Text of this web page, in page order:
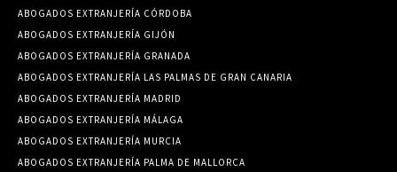
ABOGADOS EXTRANJERÍA CÓRDOBA
ABOGADOS EXTRANJERÍA GIJÓN
ABOGADOS EXTRANJERÍA GRANADA
ABOGADOS EXTRANJERÍA LAS PALMAS DE GRAN CANARIA
ABOGADOS EXTRANJERÍA MADRID
ABOGADOS EXTRANJERÍA MÁLAGA
ABOGADOS EXTRANJERÍA MURCIA
ABOGADOS EXTRANJERÍA PALMA DE MALLORCA